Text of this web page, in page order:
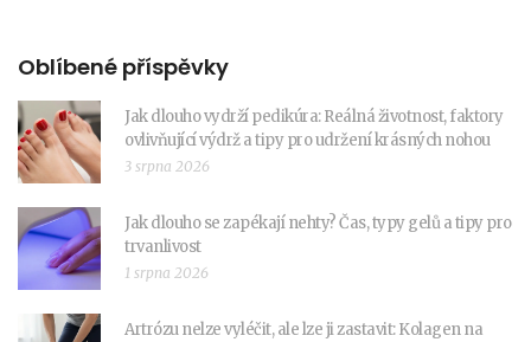
Oblíbené příspěvky
Jak dlouho vydrží pedikúra: Reálná životnost, faktory
ovlivňující výdrž a tipy pro udržení krásných nohou
3 srpna 2026
Jak dlouho se zapékají nehty? Čas, typy gelů a tipy pro
trvanlivost
1 srpna 2026
Artrózu nelze vyléčit, ale lze ji zastavit: Kolagen na